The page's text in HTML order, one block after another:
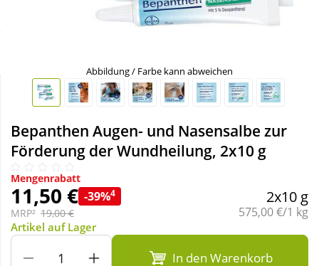
Natur & Homöopathie
Sanitätshaus
Sport & Fitness
Tierbedarf
Abbildung / Farbe kann abweichen
Bepanthen Augen- und Nasensalbe zur
Förderung der Wundheilung, 2x10 g
Mengenrabatt
11,50 € -39%4
MRP² 19,00 €
2x10 g
Grundpreis:
575,00 €/1 kg
Artikel auf Lager
In den Warenkorb